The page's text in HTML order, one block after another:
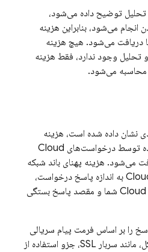
توضیح داده می‌شود،
می‌شود، بنابراین هزینه
می‌شود. هیچ هزینه
تحلیل وجود ندارد، فقط هزینه
محاسبه می‌شود.
نشان داده شده است، هزینه
توسط درخواست‌های Cloud
می‌شود. هزینه پهنای باند شبکه
به اندازه پاسخ درخواست،
شما و مقصد پاسخ بستگی
را بر اساس فرمت پیام سریالی
محاسبه می‌کند. سربار پروتکل، مانند سربار SSL، جزو استفاده از